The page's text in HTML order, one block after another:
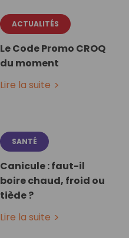
ACTUALITÉS
Le Code Promo CROQ
du moment
Lire la suite
SANTÉ
Canicule : faut-il
boire chaud, froid ou
tiède ?
Lire la suite